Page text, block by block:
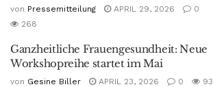
von Pressemitteilung APRIL 29, 2026
0
268
Ganzheitliche Frauengesundheit: Neue
Workshopreihe startet im Mai
von Gesine Biller APRIL 23, 2026 0 93